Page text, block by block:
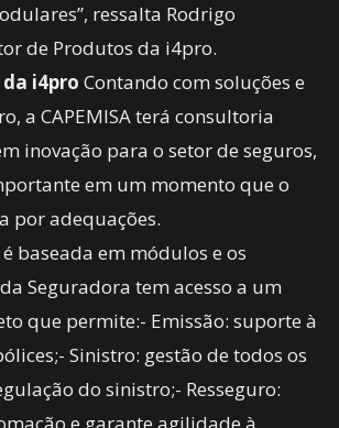
ressalta Rodrigo
de Produtos da i4pro.
da i4pro Contando com soluções e
a CAPEMISA terá consultoria
inovação para o setor de seguros,
em um momento que o
por adequações.
baseada em módulos e os
Seguradora tem acesso a um
que permite:- Emissão: suporte à
Sinistro: gestão de todos os
do sinistro;- Resseguro: